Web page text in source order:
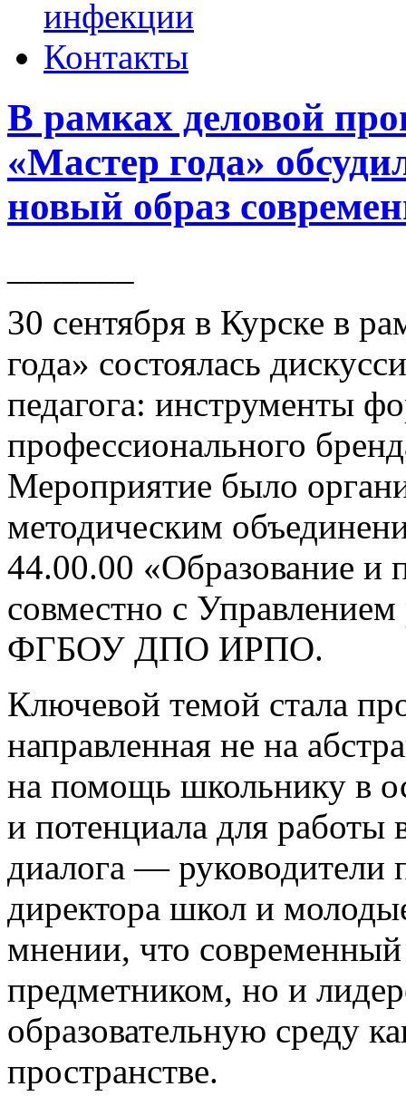
инфекции
Контакты
В рамках деловой
«Мастер года»
новый образ
30 сентября в Курске в
года» состоялась
педагога: инструменты
профессионального
Мероприятие было
методическим
44.00.00 «Образование и
совместно с
ФГБОУ ДПО ИРПО.
Ключевой темой стала
направленная не на
на помощь школьнику в
и потенциала для работы
диалога — руководители
директора школ и
мнении, что современный
предметником, но и
образовательную среду
пространстве.